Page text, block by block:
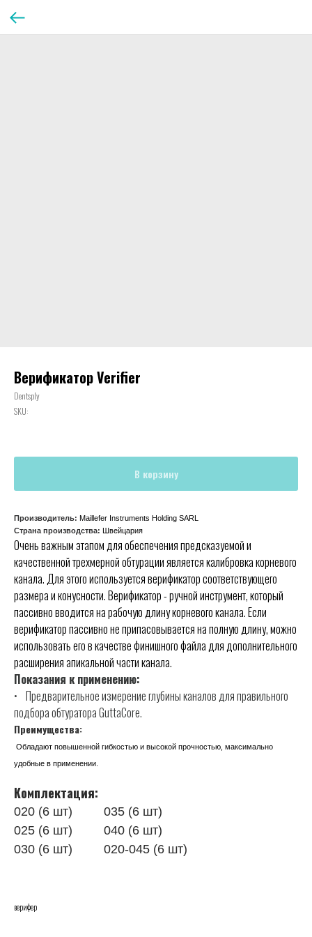
Верификатор Verifier
Dentsply
SKU:
В корзину
Производитель: Maillefer Instruments Holding SARL
Страна производства: Швейцария
Очень важным этапом для обеспечения предсказуемой и
качественной трехмерной обтурации является калибровка корневого
канала. Для этого используется верификатор соответствующего
размера и конусности. Верификатор - ручной инструмент, который
пассивно вводится на рабочую длину корневого канала. Если
верификатор пассивно не припасовывается на полную длину, можно
использовать его в качестве финишного файла для дополнительного
расширения апикальной части канала.
Показания к применению:
• Предварительное измерение глубины каналов для правильного
подбора обтуратора GuttaCore.
Преимущества:
Обладают повышенной гибкостью и высокой прочностью, максимально
удобные в применении.
Комплектация:
020 (6 шт) 035 (6 шт)
025 (6 шт) 040 (6 шт)
030 (6 шт) 020-045 (6 шт)
верифер